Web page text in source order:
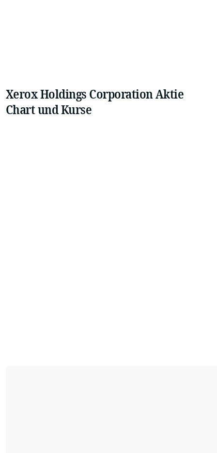
Xerox Holdings Corporation Aktie
Chart und Kurse